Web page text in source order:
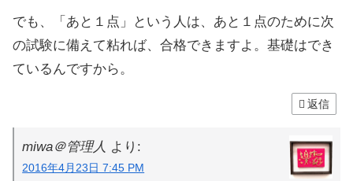
でも、「あと１点」という人は、あと１点のために次
の試験に備えて粘れば、合格できますよ。基礎はでき
ているんですから。
返信
miwa＠管理人 より:
2016年4月23日 7:45 PM